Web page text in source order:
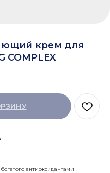
крем для
COMPLEX
антиоксидантами